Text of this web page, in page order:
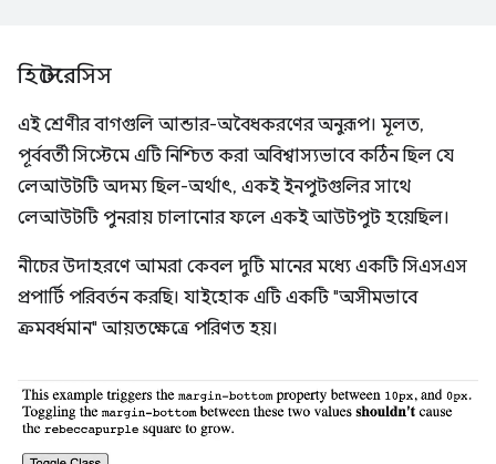
হিস্টেরেসিস
এই শ্রেণীর বাগগুলি আন্ডার-অবৈধকরণের অনুরূপ। মূলত,
পূর্ববর্তী সিস্টেমে এটি নিশ্চিত করা অবিশ্বাস্যভাবে কঠিন ছিল যে
লেআউটটি অদম্য ছিল-অর্থাৎ, একই ইনপুটগুলির সাথে
লেআউটটি পুনরায় চালানোর ফলে একই আউটপুট হয়েছিল।
নীচের উদাহরণে আমরা কেবল দুটি মানের মধ্যে একটি সিএসএস
প্রপার্টি পরিবর্তন করছি। যাইহোক এটি একটি "অসীমভাবে
ক্রমবর্ধমান" আয়তক্ষেত্রে পরিণত হয়।